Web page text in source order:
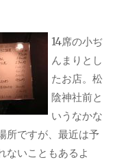
14席の小ぢ
んまりとし
たお店。松
陰神社前と
いうなかな
所ですが、最近は予
ないこともあるよ